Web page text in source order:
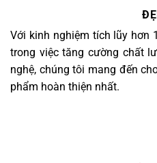
Với kinh nghiệm tích lũy hơn
trong việc tăng cường chất
nghệ, chúng tôi mang đến
phẩm hoàn thiện nhất.